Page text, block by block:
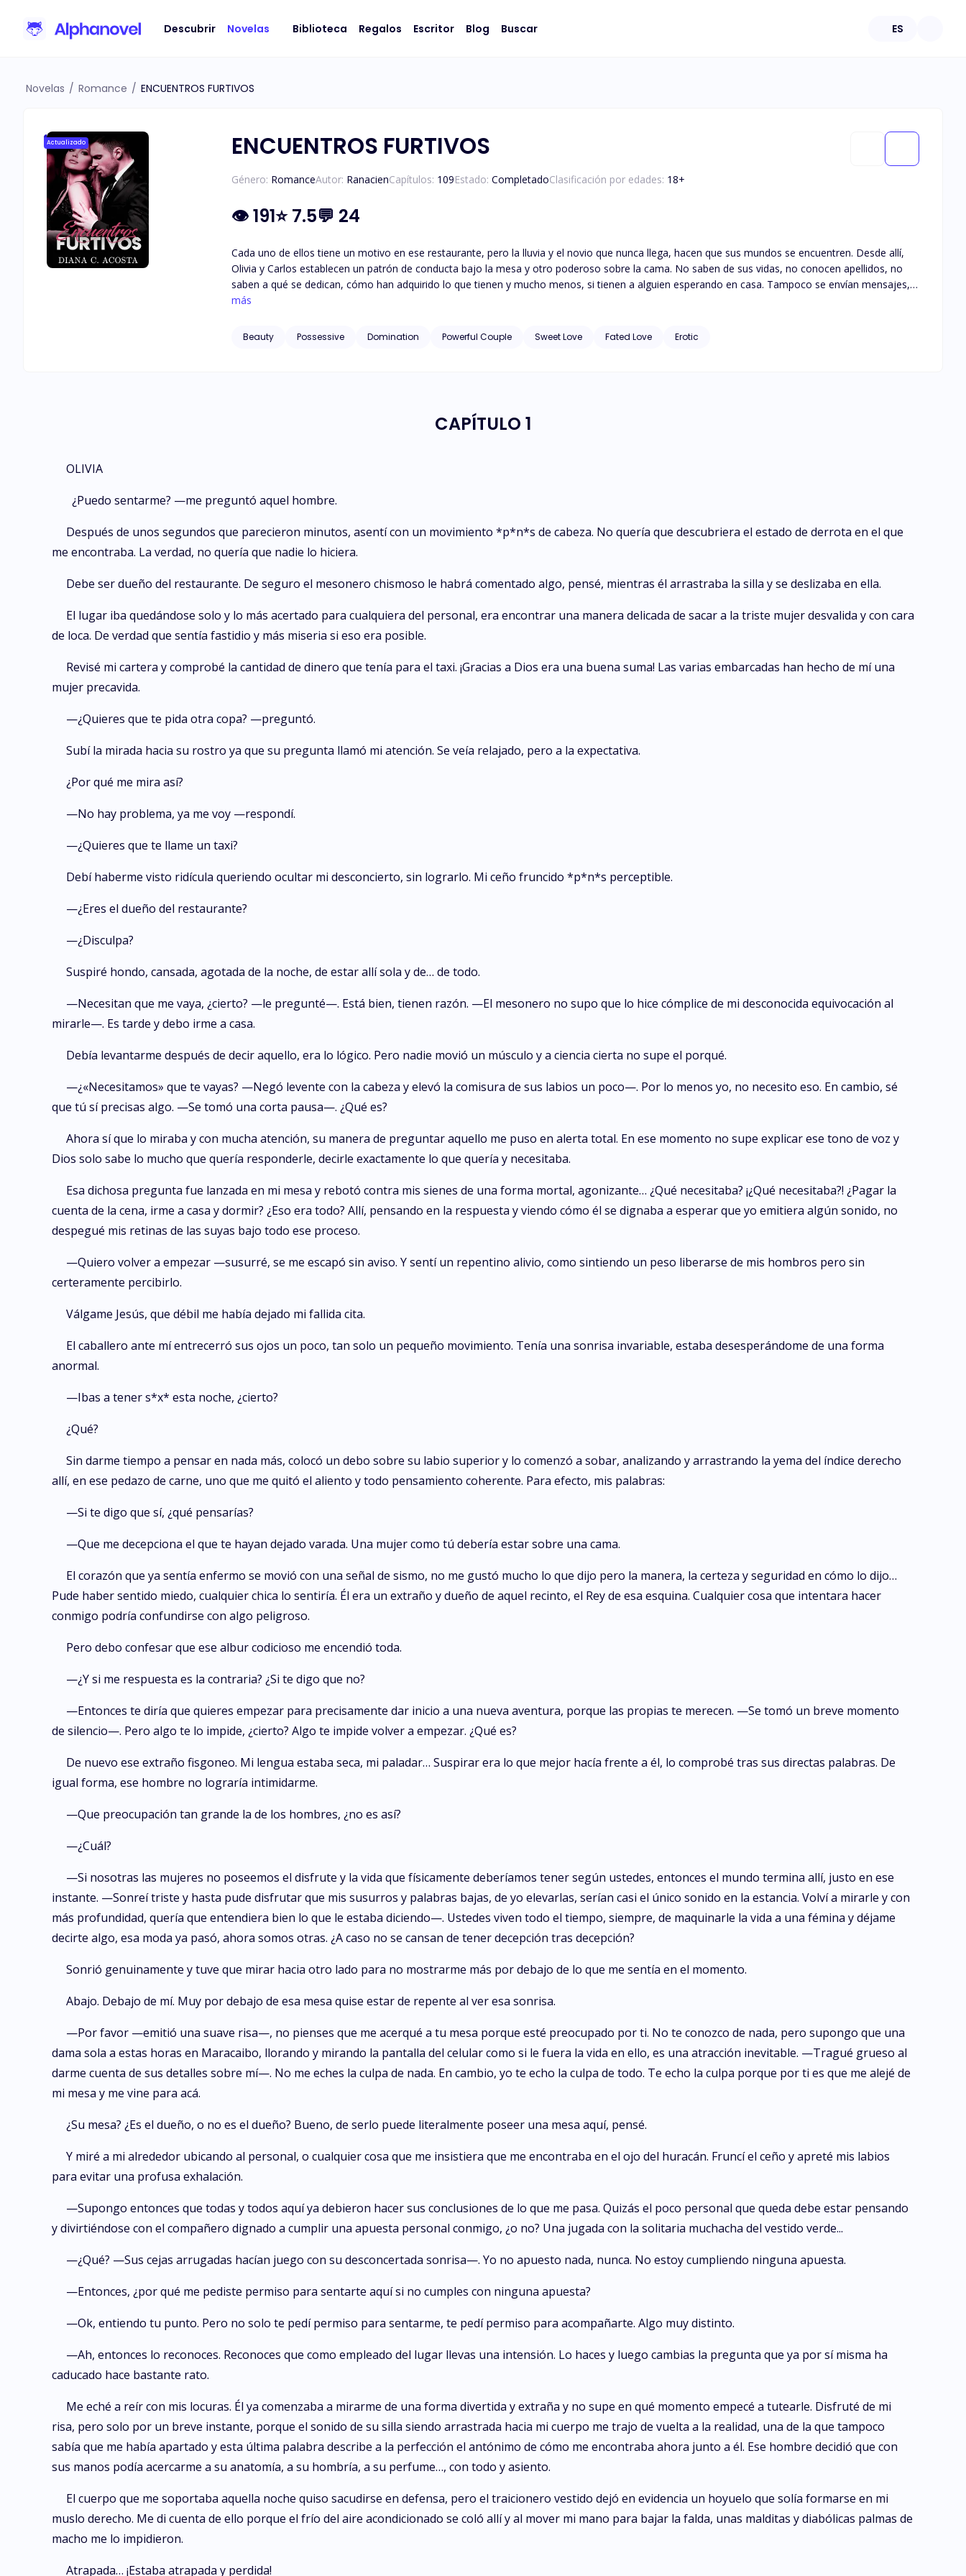
Descubrir Novelas Biblioteca Regalos Escritor Blog Buscar ES
Novelas / Romance / ENCUENTROS FURTIVOS
Actualizado ENCUENTROS FURTIVOS
Género: RomanceAutor: RanacienCapítulos: 109Estado: CompletadoClasificación por edades: 18+
👁191⭐7.5💬 24
Cada uno de ellos tiene un motivo en ese restaurante, pero la lluvia y el novio que nunca llega, hacen que sus mundos se encuentren. Desde allí,
Olivia y Carlos establecen un patrón de conducta bajo la mesa y otro poderoso sobre la cama. No saben de sus vidas, no conocen apellidos, no
saben a qué se dedican, cómo han adquirido lo que tienen y mucho menos, si tienen a alguien esperando en casa. Tampoco se envían mensajes,
no se llaman, solo lanzan sobre el colchón que la próxima vez, a una hora y bajo una fecha, se verán en en el mismo lugar. Todo es perfecto entre
más
Beauty Possessive Domination Powerful Couple Sweet Love Fated Love Erotic
CAPÍTULO 1
OLIVIA
¿Puedo sentarme? —me preguntó aquel hombre.
Después de unos segundos que parecieron minutos, asentí con un movimiento *p*n*s de cabeza. No quería que descubriera el estado de derrota en el que
me encontraba. La verdad, no quería que nadie lo hiciera.
Debe ser dueño del restaurante. De seguro el mesonero chismoso le habrá comentado algo, pensé, mientras él arrastraba la silla y se deslizaba en ella.
El lugar iba quedándose solo y lo más acertado para cualquiera del personal, era encontrar una manera delicada de sacar a la triste mujer desvalida y con cara
de loca. De verdad que sentía fastidio y más miseria si eso era posible.
Revisé mi cartera y comprobé la cantidad de dinero que tenía para el taxi. ¡Gracias a Dios era una buena suma! Las varias embarcadas han hecho de mí una
mujer precavida.
—¿Quieres que te pida otra copa? —preguntó.
Subí la mirada hacia su rostro ya que su pregunta llamó mi atención. Se veía relajado, pero a la expectativa.
¿Por qué me mira así?
—No hay problema, ya me voy —respondí.
—¿Quieres que te llame un taxi?
Debí haberme visto ridícula queriendo ocultar mi desconcierto, sin lograrlo. Mi ceño fruncido *p*n*s perceptible.
—¿Eres el dueño del restaurante?
—¿Disculpa?
Suspiré hondo, cansada, agotada de la noche, de estar allí sola y de… de todo.
—Necesitan que me vaya, ¿cierto? —le pregunté—. Está bien, tienen razón. —El mesonero no supo que lo hice cómplice de mi desconocida equivocación al
mirarle—. Es tarde y debo irme a casa.
Debía levantarme después de decir aquello, era lo lógico. Pero nadie movió un músculo y a ciencia cierta no supe el porqué.
—¿«Necesitamos» que te vayas? —Negó levente con la cabeza y elevó la comisura de sus labios un poco—. Por lo menos yo, no necesito eso. En cambio, sé
que tú sí precisas algo. —Se tomó una corta pausa—. ¿Qué es?
Ahora sí que lo miraba y con mucha atención, su manera de preguntar aquello me puso en alerta total. En ese momento no supe explicar ese tono de voz y
Dios solo sabe lo mucho que quería responderle, decirle exactamente lo que quería y necesitaba.
Esa dichosa pregunta fue lanzada en mi mesa y rebotó contra mis sienes de una forma mortal, agonizante… ¿Qué necesitaba? ¡¿Qué necesitaba?! ¿Pagar la
cuenta de la cena, irme a casa y dormir? ¿Eso era todo? Allí, pensando en la respuesta y viendo cómo él se dignaba a esperar que yo emitiera algún sonido, no
despegué mis retinas de las suyas bajo todo ese proceso.
—Quiero volver a empezar —susurré, se me escapó sin aviso. Y sentí un repentino alivio, como sintiendo un peso liberarse de mis hombros pero sin
certeramente percibirlo.
Válgame Jesús, que débil me había dejado mi fallida cita.
El caballero ante mí entrecerró sus ojos un poco, tan solo un pequeño movimiento. Tenía una sonrisa invariable, estaba desesperándome de una forma
anormal.
—Ibas a tener s*x* esta noche, ¿cierto?
¿Qué?
Sin darme tiempo a pensar en nada más, colocó un debo sobre su labio superior y lo comenzó a sobar, analizando y arrastrando la yema del índice derecho
allí, en ese pedazo de carne, uno que me quitó el aliento y todo pensamiento coherente. Para efecto, mis palabras:
—Si te digo que sí, ¿qué pensarías?
—Que me decepciona el que te hayan dejado varada. Una mujer como tú debería estar sobre una cama.
El corazón que ya sentía enfermo se movió con una señal de sismo, no me gustó mucho lo que dijo pero la manera, la certeza y seguridad en cómo lo dijo…
Pude haber sentido miedo, cualquier chica lo sentiría. Él era un extraño y dueño de aquel recinto, el Rey de esa esquina. Cualquier cosa que intentara hacer
conmigo podría confundirse con algo peligroso.
Pero debo confesar que ese albur codicioso me encendió toda.
—¿Y si me respuesta es la contraria? ¿Si te digo que no?
—Entonces te diría que quieres empezar para precisamente dar inicio a una nueva aventura, porque las propias te merecen. —Se tomó un breve momento
de silencio—. Pero algo te lo impide, ¿cierto? Algo te impide volver a empezar. ¿Qué es?
De nuevo ese extraño fisgoneo. Mi lengua estaba seca, mi paladar… Suspirar era lo que mejor hacía frente a él, lo comprobé tras sus directas palabras. De
igual forma, ese hombre no lograría intimidarme.
—Que preocupación tan grande la de los hombres, ¿no es así?
—¿Cuál?
—Si nosotras las mujeres no poseemos el disfrute y la vida que físicamente deberíamos tener según ustedes, entonces el mundo termina allí, justo en ese
instante. —Sonreí triste y hasta pude disfrutar que mis susurros y palabras bajas, de yo elevarlas, serían casi el único sonido en la estancia. Volví a mirarle y con
más profundidad, quería que entendiera bien lo que le estaba diciendo—. Ustedes viven todo el tiempo, siempre, de maquinarle la vida a una fémina y déjame
decirte algo, esa moda ya pasó, ahora somos otras. ¿A caso no se cansan de tener decepción tras decepción?
Sonrió genuinamente y tuve que mirar hacia otro lado para no mostrarme más por debajo de lo que me sentía en el momento.
Abajo. Debajo de mí. Muy por debajo de esa mesa quise estar de repente al ver esa sonrisa.
—Por favor —emitió una suave risa—, no pienses que me acerqué a tu mesa porque esté preocupado por ti. No te conozco de nada, pero supongo que una
dama sola a estas horas en Maracaibo, llorando y mirando la pantalla del celular como si le fuera la vida en ello, es una atracción inevitable. —Tragué grueso al
darme cuenta de sus detalles sobre mí—. No me eches la culpa de nada. En cambio, yo te echo la culpa de todo. Te echo la culpa porque por ti es que me alejé de
mi mesa y me vine para acá.
¿Su mesa? ¿Es el dueño, o no es el dueño? Bueno, de serlo puede literalmente poseer una mesa aquí, pensé.
Y miré a mi alrededor ubicando al personal, o cualquier cosa que me insistiera que me encontraba en el ojo del huracán. Fruncí el ceño y apreté mis labios
para evitar una profusa exhalación.
—Supongo entonces que todas y todos aquí ya debieron hacer sus conclusiones de lo que me pasa. Quizás el poco personal que queda debe estar pensando
y divirtiéndose con el compañero dignado a cumplir una apuesta personal conmigo, ¿o no? Una jugada con la solitaria muchacha del vestido verde...
—¿Qué? —Sus cejas arrugadas hacían juego con su desconcertada sonrisa—. Yo no apuesto nada, nunca. No estoy cumpliendo ninguna apuesta.
—Entonces, ¿por qué me pediste permiso para sentarte aquí si no cumples con ninguna apuesta?
—Ok, entiendo tu punto. Pero no solo te pedí permiso para sentarme, te pedí permiso para acompañarte. Algo muy distinto.
—Ah, entonces lo reconoces. Reconoces que como empleado del lugar llevas una intensión. Lo haces y luego cambias la pregunta que ya por sí misma ha
caducado hace bastante rato.
Me eché a reír con mis locuras. Él ya comenzaba a mirarme de una forma divertida y extraña y no supe en qué momento empecé a tutearle. Disfruté de mi
risa, pero solo por un breve instante, porque el sonido de su silla siendo arrastrada hacia mi cuerpo me trajo de vuelta a la realidad, una de la que tampoco
sabía que me había apartado y esta última palabra describe a la perfección el antónimo de cómo me encontraba ahora junto a él. Ese hombre decidió que con
sus manos podía acercarme a su anatomía, a su hombría, a su perfume…, con todo y asiento.
El cuerpo que me soportaba aquella noche quiso sacudirse en defensa, pero el traicionero vestido dejó en evidencia un hoyuelo que solía formarse en mi
muslo derecho. Me di cuenta de ello porque el frío del aire acondicionado se coló allí y al mover mi mano para bajar la falda, unas malditas y diabólicas palmas de
macho me lo impidieron.
Atrapada… ¡Estaba atrapada y perdida!